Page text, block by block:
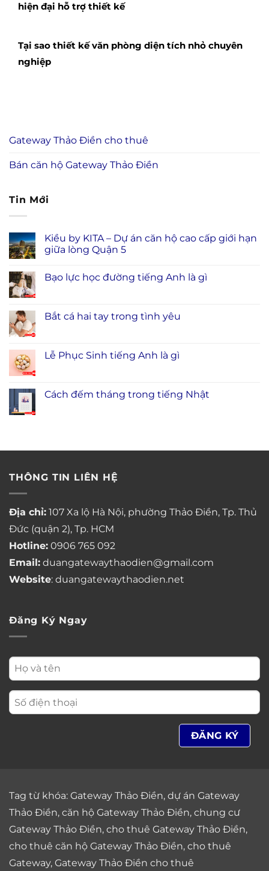
hiện đại hỗ trợ thiết kế
Tại sao thiết kế văn phòng diện tích nhỏ chuyên
nghiệp
Gateway Thảo Điền cho thuê
Bán căn hộ Gateway Thảo Điền
Tin Mới
Kiều by KITA – Dự án căn hộ cao cấp giới hạn
giữa lòng Quận 5
Bạo lực học đường tiếng Anh là gì
Bắt cá hai tay trong tình yêu
Lễ Phục Sinh tiếng Anh là gì
Cách đếm tháng trong tiếng Nhật
THÔNG TIN LIÊN HỆ
Địa chỉ: 107 Xa lộ Hà Nội, phường Thảo Điền, Tp. Thủ
Đức (quận 2), Tp. HCM
Hotline: 0906 765 092
Email: duangatewaythaodien@gmail.com
Website: duangatewaythaodien.net
Đăng Ký Ngay
Tag từ khóa: Gateway Thảo Điền, dự án Gateway
Thảo Điền, căn hộ Gateway Thảo Điền, chung cư
Gateway Thảo Điền, cho thuê Gateway Thảo Điền,
cho thuê căn hộ Gateway Thảo Điền, cho thuê
Gateway, Gateway Thảo Điền cho thuê